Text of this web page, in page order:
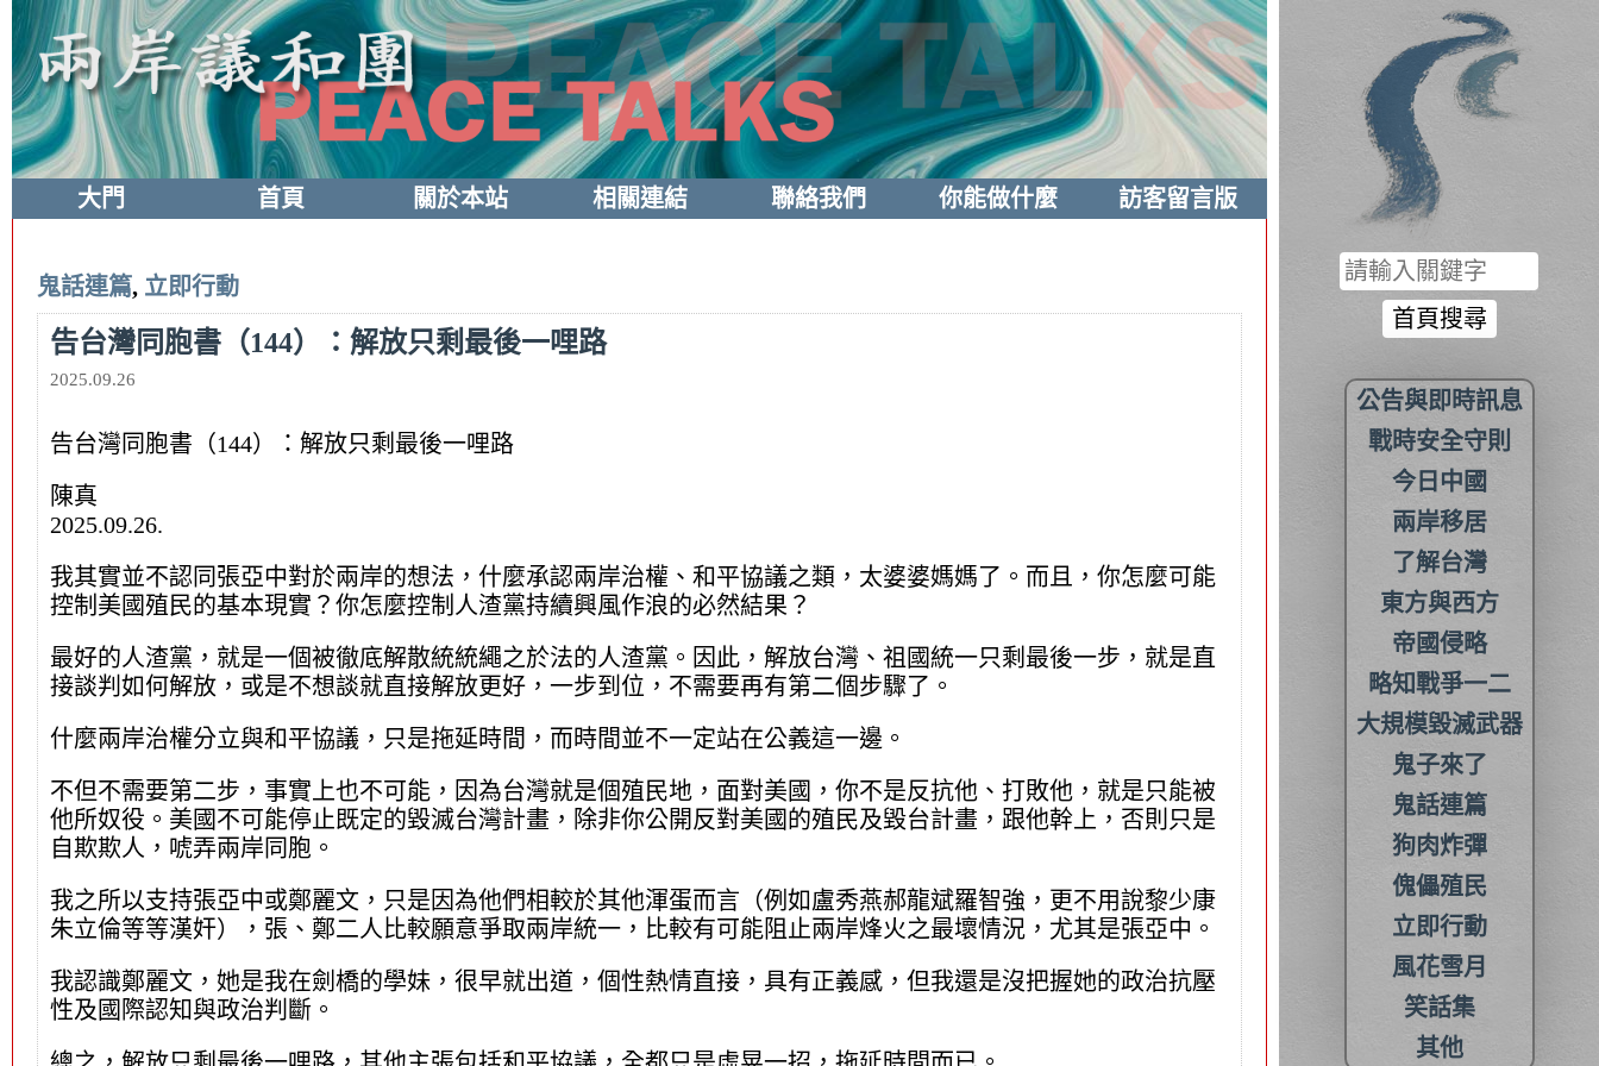
大門 首頁 關於本站 相關連結 聯絡我們 你能做什麼 訪客留言版
鬼話連篇, 立即行動
告台灣同胞書（144）：解放只剩最後一哩路
2025.09.26
告台灣同胞書（144）：解放只剩最後一哩路
陳真
2025.09.26.
我其實並不認同張亞中對於兩岸的想法，什麼承認兩岸治權、和平協議之類，太婆婆媽媽了。而且，你怎麼可能
控制美國殖民的基本現實？你怎麼控制人渣黨持續興風作浪的必然結果？
最好的人渣黨，就是一個被徹底解散統統繩之於法的人渣黨。因此，解放台灣、祖國統一只剩最後一步，就是直
接談判如何解放，或是不想談就直接解放更好，一步到位，不需要再有第二個步驟了。
什麼兩岸治權分立與和平協議，只是拖延時間，而時間並不一定站在公義這一邊。
不但不需要第二步，事實上也不可能，因為台灣就是個殖民地，面對美國，你不是反抗他、打敗他，就是只能被
他所奴役。美國不可能停止既定的毀滅台灣計畫，除非你公開反對美國的殖民及毀台計畫，跟他幹上，否則只是
自欺欺人，唬弄兩岸同胞。
我之所以支持張亞中或鄭麗文，只是因為他們相較於其他渾蛋而言（例如盧秀燕郝龍斌羅智強，更不用說黎少康
朱立倫等等漢奸），張、鄭二人比較願意爭取兩岸統一，比較有可能阻止兩岸烽火之最壞情況，尤其是張亞中。
我認識鄭麗文，她是我在劍橋的學妹，很早就出道，個性熱情直接，具有正義感，但我還是沒把握她的政治抗壓
性及國際認知與政治判斷。
公告與即時訊息
戰時安全守則
今日中國
兩岸移居
了解台灣
東方與西方
帝國侵略
略知戰爭一二
大規模毀滅武器
鬼子來了
鬼話連篇
狗肉炸彈
傀儡殖民
立即行動
風花雪月
笑話集
其他